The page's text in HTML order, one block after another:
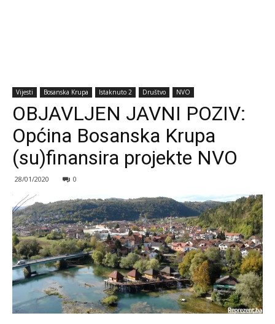
Vijesti Bosanska Krupa Istaknuto 2 Društvo NVO
OBJAVLJEN JAVNI POZIV:
Općina Bosanska Krupa
(su)finansira projekte NVO
28/01/2020 0